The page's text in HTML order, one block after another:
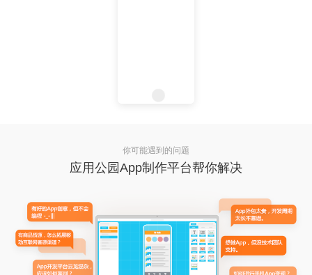
你可能遇到的问题
应用公园App制作平台帮你解决